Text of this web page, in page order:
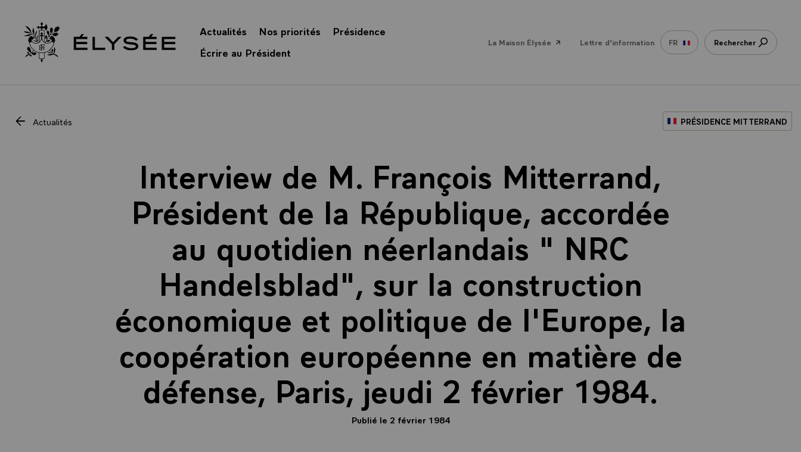
Retour à l’accueil Élysée
Actualités Nos priorités
Présidence
Écrire au Président
La Maison Élysée Lettre d'information FR Rechercher
Actualités PRÉSIDENCE MITTERRAND
Interview de M. François Mitterrand,
Président de la République, accordée
au quotidien néerlandais " NRC
Handelsblad", sur la construction
économique et politique de l'Europe, la
coopération européenne en matière de
défense, Paris, jeudi 2 février 1984.
Publié le 2 février 1984